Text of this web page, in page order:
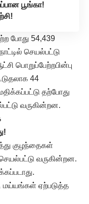
பூங்கா!
போது 54,439
செயல்பட்டு
பொறுப்பேற்றபின்பு
44
தற்போது
வருகின்றன.
குழந்தைகள்
வருகின்றன.
மய்யங்கள் ஏற்படுத்த